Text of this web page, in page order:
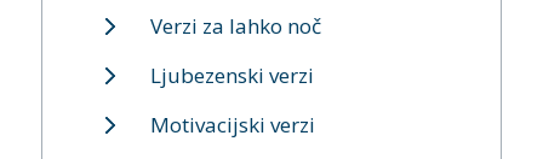
Verzi za lahko noč
Ljubezenski verzi
Motivacijski verzi